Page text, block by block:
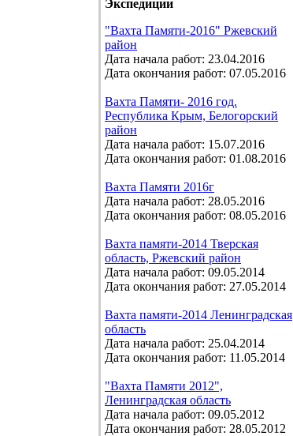
Экспедиции
"Вахта Памяти-2016" Ржевский
район
Дата начала работ: 23.04.2016
Дата окончания работ: 07.05.2016
Вахта Памяти- 2016 год.
Республика Крым, Белогорский
район
Дата начала работ: 15.07.2016
Дата окончания работ: 01.08.2016
Вахта Памяти 2016г
Дата начала работ: 28.05.2016
Дата окончания работ: 08.05.2016
Вахта памяти-2014 Тверская
область, Ржевский район
Дата начала работ: 09.05.2014
Дата окончания работ: 27.05.2014
Вахта памяти-2014 Ленинградская
область
Дата начала работ: 25.04.2014
Дата окончания работ: 11.05.2014
"Вахта Памяти 2012",
Ленинградская область
Дата начала работ: 09.05.2012
Дата окончания работ: 28.05.2012